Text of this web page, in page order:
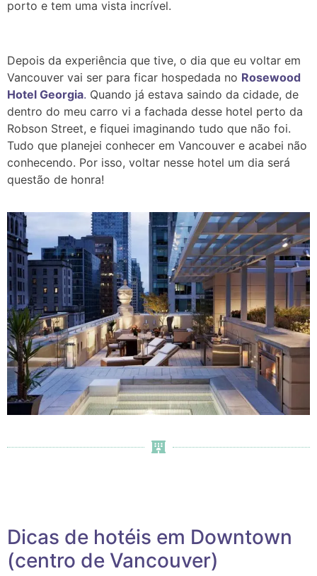
porto e tem uma vista incrível.
Depois da experiência que tive, o dia que eu voltar em
Vancouver vai ser para ficar hospedada no Rosewood
Hotel Georgia. Quando já estava saindo da cidade, de
dentro do meu carro vi a fachada desse hotel perto da
Robson Street, e fiquei imaginando tudo que não foi.
Tudo que planejei conhecer em Vancouver e acabei não
conhecendo. Por isso, voltar nesse hotel um dia será
questão de honra!
Dicas de hotéis em Downtown
(centro de Vancouver)